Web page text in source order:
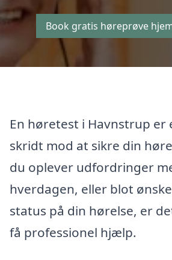
Book gratis høreprøve
En høretest i Havnstrup er
skridt mod at sikre din
du oplever udfordringer
hverdagen, eller blot
status på din hørelse, er
få professionel hjælp.